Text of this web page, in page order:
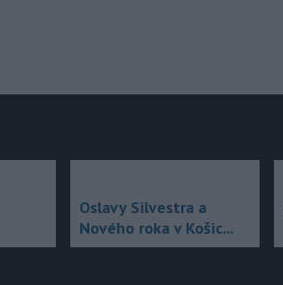
Oslavy Silvestra a
Nového roka v Košic...